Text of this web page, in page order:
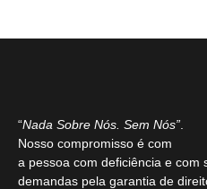
“Nada Sobre Nós. Sem Nós”
Nosso compromisso é com
a pessoa com deficiência e com
demandas pela garantia de